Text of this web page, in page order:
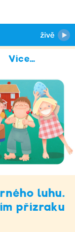
Více…
luhu.
přízraku